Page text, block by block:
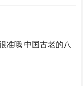
准哦 中国古老的八